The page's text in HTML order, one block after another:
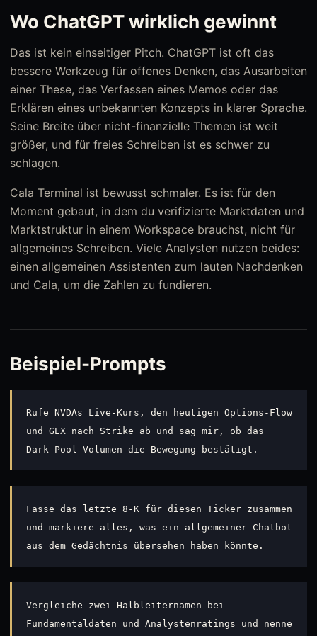
Wo ChatGPT wirklich gewinnt
Das ist kein einseitiger Pitch. ChatGPT ist oft das
bessere Werkzeug für offenes Denken, das Ausarbeiten
einer These, das Verfassen eines Memos oder das
Erklären eines unbekannten Konzepts in klarer Sprache.
Seine Breite über nicht-finanzielle Themen ist weit
größer, und für freies Schreiben ist es schwer zu
schlagen.
Cala Terminal ist bewusst schmaler. Es ist für den
Moment gebaut, in dem du verifizierte Marktdaten und
Marktstruktur in einem Workspace brauchst, nicht für
allgemeines Schreiben. Viele Analysten nutzen beides:
einen allgemeinen Assistenten zum lauten Nachdenken
und Cala, um die Zahlen zu fundieren.
Beispiel-Prompts
Rufe NVDAs Live-Kurs, den heutigen Options-Flow
und GEX nach Strike ab und sag mir, ob das
Dark-Pool-Volumen die Bewegung bestätigt.
Fasse das letzte 8-K für diesen Ticker zusammen
und markiere alles, was ein allgemeiner Chatbot
aus dem Gedächtnis übersehen haben könnte.
Vergleiche zwei Halbleiternamen bei
Fundamentaldaten und Analystenratings und nenne